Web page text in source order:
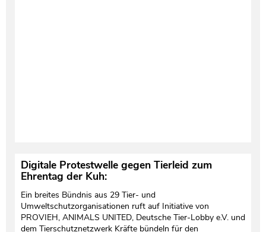
Digitale Protestwelle gegen Tierleid zum
Ehrentag der Kuh:
Ein breites Bündnis aus 29 Tier- und
Umweltschutzorganisationen ruft auf Initiative von
PROVIEH, ANIMALS UNITED, Deutsche Tier-Lobby e.V. und
dem Tierschutznetzwerk Kräfte bündeln für den